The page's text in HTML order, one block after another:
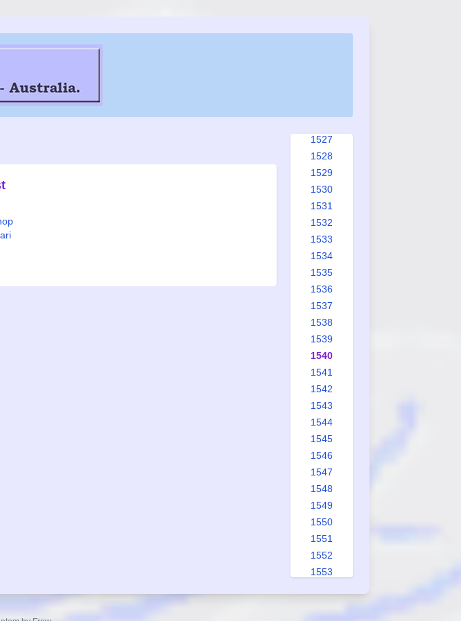
1527
1528
1529
1530
1531
1532
1533
1534
1535
1536
1537
1538
1539
1540
1541
1542
1543
1544
1545
1546
1547
1548
1549
1550
1551
1552
1553